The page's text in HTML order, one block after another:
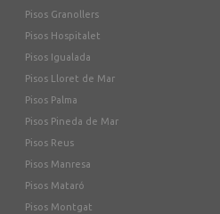
Pisos Granollers
Pisos Hospitalet
Pisos Igualada
Pisos Lloret de Mar
Pisos Palma
Pisos Pineda de Mar
Pisos Reus
Pisos Manresa
Pisos Mataró
Pisos Montgat